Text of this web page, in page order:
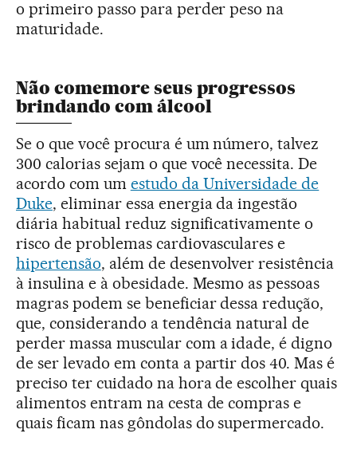
o primeiro passo para perder peso na
maturidade.
Não comemore seus progressos
brindando com álcool
Se o que você procura é um número, talvez
300 calorias sejam o que você necessita. De
acordo com um estudo da Universidade de
Duke, eliminar essa energia da ingestão
diária habitual reduz significativamente o
risco de problemas cardiovasculares e
hipertensão, além de desenvolver resistência
à insulina e à obesidade. Mesmo as pessoas
magras podem se beneficiar dessa redução,
que, considerando a tendência natural de
perder massa muscular com a idade, é digno
de ser levado em conta a partir dos 40. Mas é
preciso ter cuidado na hora de escolher quais
alimentos entram na cesta de compras e
quais ficam nas gôndolas do supermercado.